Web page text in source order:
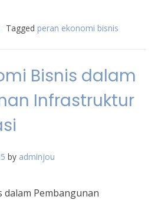
Tagged peran ekonomi bisnis
Bisnis dalam
Infrastruktur
by adminjou
dalam Pembangunan